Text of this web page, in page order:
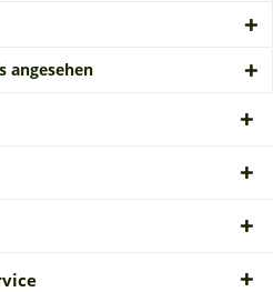
angesehen